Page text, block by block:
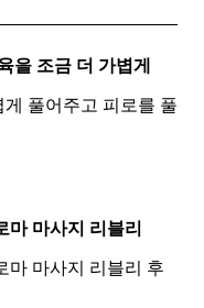
을 조금 더 가볍게
풀어주고 피로를 풀
마 마사지 리블리
마 마사지 리블리 후